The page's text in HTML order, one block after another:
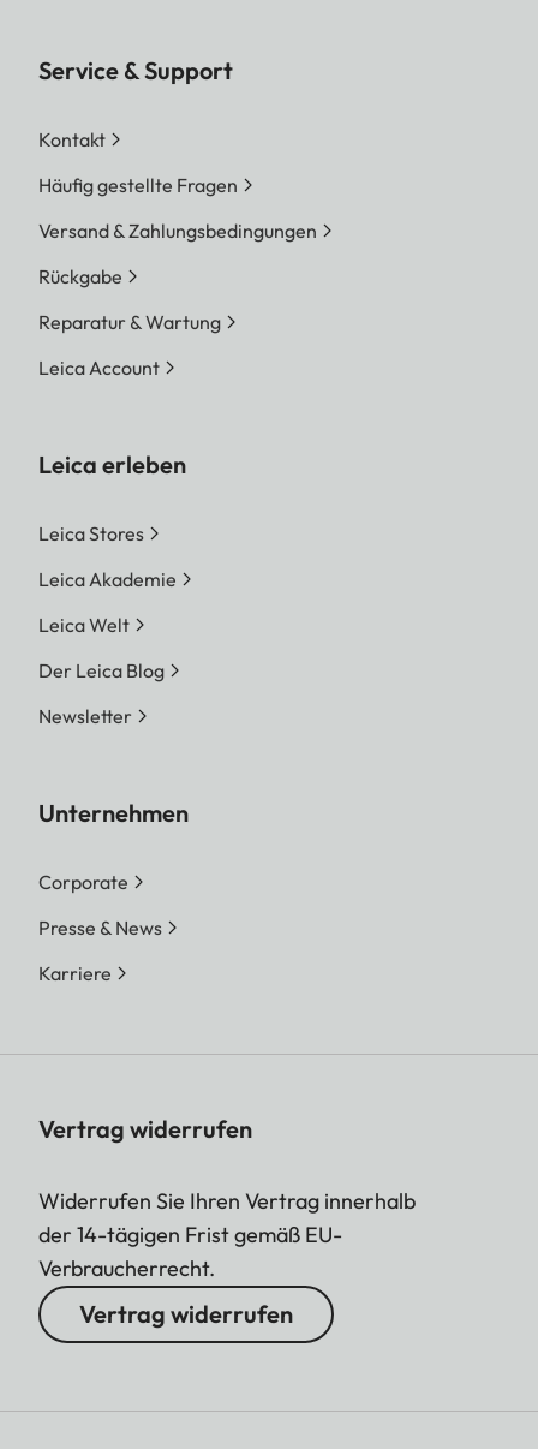
Service & Support
Kontakt
Häufig gestellte Fragen
Versand & Zahlungsbedingungen
Rückgabe
Reparatur & Wartung
Leica Account
Leica erleben
Leica Stores
Leica Akademie
Leica Welt
Der Leica Blog
Newsletter
Unternehmen
Corporate
Presse & News
Karriere
Vertrag widerrufen
Widerrufen Sie Ihren Vertrag innerhalb
der 14-tägigen Frist gemäß EU-
Verbraucherrecht.
Vertrag widerrufen